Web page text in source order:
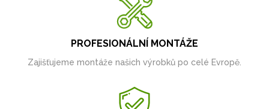
PROFESIONÁLNÍ MONTÁŽE
Zajišťujeme montáže našich výrobků po celé Evropě.